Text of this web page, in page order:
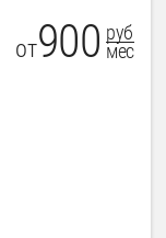
от900 руб
мес